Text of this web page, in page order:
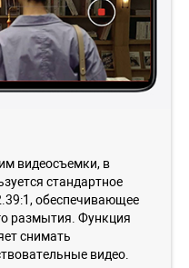
видеосъемки, в
стандартное
обеспечивающее
размытия. Функция
снимать
видео.